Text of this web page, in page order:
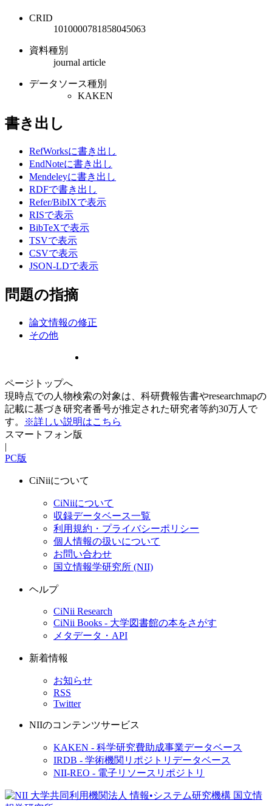
CRID
1010000781858045063
資料種別
journal article
データソース種別
KAKEN
書き出し
RefWorksに書き出し
EndNoteに書き出し
Mendeleyに書き出し
RDFで書き出し
Refer/BibIXで表示
RISで表示
BibTeXで表示
TSVで表示
CSVで表示
JSON-LDで表示
問題の指摘
論文情報の修正
その他
ページトップへ
現時点での人物検索の対象は、科研費報告書やresearchmapの
記載に基づき研究者番号が推定された研究者等約30万人で
す。
※詳しい説明はこちら
スマートフォン版
|
PC版
CiNiiについて
CiNiiについて
収録データベース一覧
利用規約・プライバシーポリシー
個人情報の扱いについて
お問い合わせ
国立情報学研究所 (NII)
ヘルプ
CiNii Research
CiNii Books - 大学図書館の本をさがす
メタデータ・API
新着情報
お知らせ
RSS
Twitter
NIIのコンテンツサービス
KAKEN - 科学研究費助成事業データベース
IRDB - 学術機関リポジトリデータベース
NII-REO - 電子リソースリポジトリ